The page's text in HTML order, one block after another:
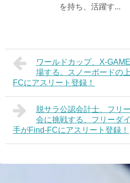
を持ち、活躍す...
ワールドカップ、X-
場する。スノーボードの
FCにアスリート登録！
脱サラ公認会計士、フリ
会に挑戦する、フリーダ
手がFind-FCにアスリート登録！